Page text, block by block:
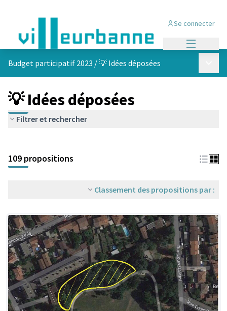
Se connecter
Budget participatif 2023 /💡 Idées déposées
💡 Idées déposées
Filtrer et rechercher
+
−
109 propositions
Classement des propositions par :